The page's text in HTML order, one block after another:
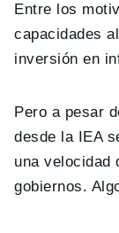
Entre los
capacidades
inversión en
Pero a pesar
desde la IEA
una velocidad
gobiernos.